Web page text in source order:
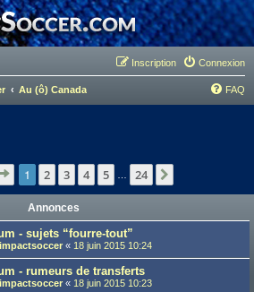
Connexion
Inscription
Au (ô) Canada FAQ
Page sur 24
1 2 3 4 5 24
Annonces
- sujets “fourre-tout”
impactsoccer « 18 juin 2015 10:24
- rumeurs de transferts
impactsoccer « 18 juin 2015 10:23